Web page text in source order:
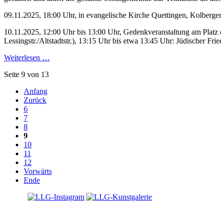
09.11.2025, 18:00 Uhr, in evangelische Kirche Quettingen,
10.11.2025, 12:00 Uhr bis 13:00 Uhr, Gedenkveranstaltung am Platz
Lessingstr./Altstadtstr.), 13:15 Uhr bis etwa 13:45 Uhr: Jüdischer
Weiterlesen …
Seite 9 von 13
Anfang
Zurück
6
7
8
9
10
11
12
Vorwärts
Ende